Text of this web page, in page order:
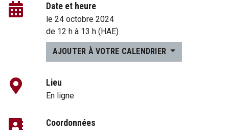
Date et heure
le 24 octobre 2024
de 12 hà 13 h(HAE)
AJOUTER À VOTRE CALENDRIER
Lieu
En ligne
Coordonnées